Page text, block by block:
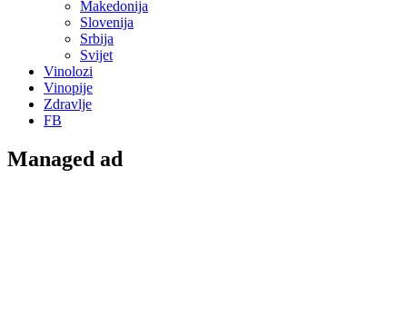
Makedonija
Slovenija
Srbija
Svijet
Vinolozi
Vinopije
Zdravlje
FB
Managed ad